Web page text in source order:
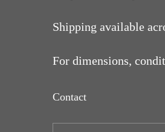
Shipping available
For dimensions,
Contact